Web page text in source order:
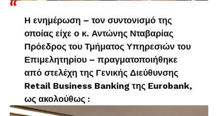
Η ενημέρωση – τον συντονισμό της
οποίας είχε ο κ. Αντώνης Νταβαρίας
Πρόεδρος του Τμήματος Υπηρεσιών του
Επιμελητηρίου – πραγματοποιήθηκε
από στελέχη της Γενικής Διεύθυνσης
Retail Business Banking της Eurobank,
ως ακολούθως :